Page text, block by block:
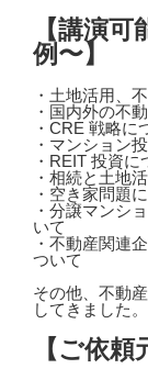
【講演
例〜】
・土地活用、
・国内外の不
・CRE 戦略に
・マンション
・REIT 投資に
・相続と土地
・空き家問題
・分譲マンシ
いて
・不動産関連
ついて
その他、不動
してきました。
【ご依頼